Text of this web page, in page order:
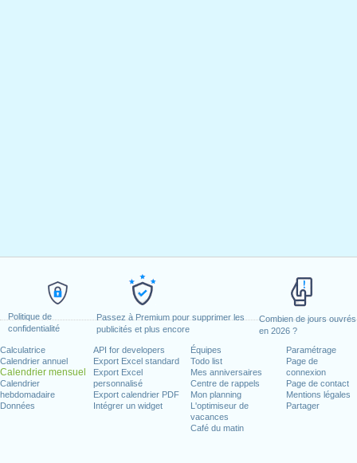
Politique de
confidentialité
Passez à Premium pour supprimer les
publicités et plus encore
Combien de jours ouvrés
en 2026 ?
Calculatrice
Calendrier annuel
Calendrier mensuel
Calendrier
hebdomadaire
Données
API for developers
Export Excel standard
Export Excel
personnalisé
Export calendrier PDF
Intégrer un widget
Équipes
Todo list
Mes anniversaires
Centre de rappels
Mon planning
L'optimiseur de
vacances
Café du matin
Paramétrage
Page de
connexion
Page de contact
Mentions légales
Partager